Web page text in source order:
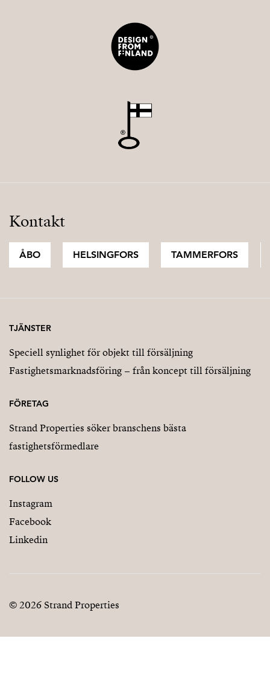
Kontakt
ÅBO HELSINGFORS TAMMERFORS
TJÄNSTER
Speciell synlighet för objekt till försäljning
Fastighetsmarknadsföring – från koncept till försäljning
FÖRETAG
Strand Properties söker branschens bästa
fastighetsförmedlare
FOLLOW US
Instagram
Facebook
Linkedin
© 2026 Strand Properties